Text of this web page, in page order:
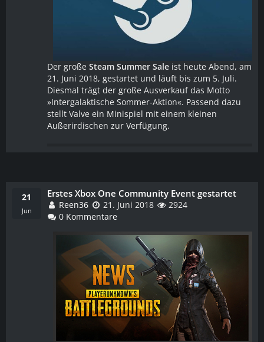
Der große Steam Summer Sale ist heute Abend, am
21. Juni 2018, gestartet und läuft bis zum 5. Juli.
Diesmal trägt der große Ausverkauf das Motto
»Intergalaktische Sommer-Aktion«. Passend dazu
stellt Valve ein Minispiel mit einem kleinen
Außerirdischen zur Verfügung.
21
Jun
Erstes Xbox One Community Event gestartet
Reen36 21. Juni 2018
2924
0 Kommentare
WEITERLESEN